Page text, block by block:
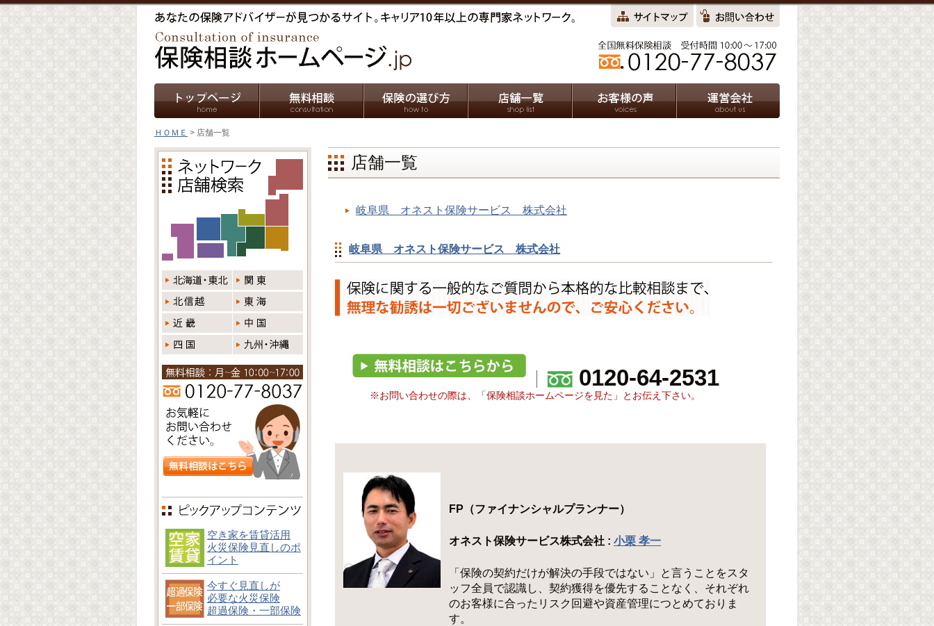
ＨＯＭＥ > 店舗一覧
店舗一覧
岐阜県 オネスト保険サービス 株式会社
岐阜県 オネスト保険サービス 株式会社
0120-64-2531
※お問い合わせの際は、「保険相談ホームページを見た」とお伝え下さい。
FP（ファイナンシャルプランナー）
オネスト保険サービス株式会社 : 小栗 孝一
「保険の契約だけが解決の手段ではない」と言うことをスタ
ッフ全員で認識し、契約獲得を優先することなく、それぞれ
のお客様に合ったリスク回避や資産管理につとめておりま
す。
空き家を賃貸活用
火災保険見直しのポ
イント
今すぐ見直しが
必要な火災保険
超過保険・一部保険